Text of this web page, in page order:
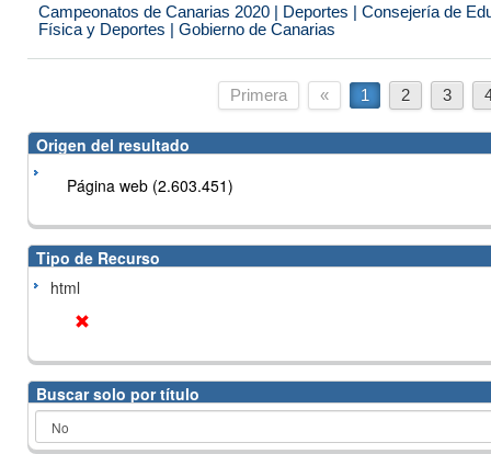
Campeonatos de Canarias 2020 | Deportes | Consejería de
Física y Deportes | Gobierno de Canarias
Primera « 1 2 3
Origen del resultado
Página web (2.603.451)
Tipo de Recurso
html
Buscar solo por título